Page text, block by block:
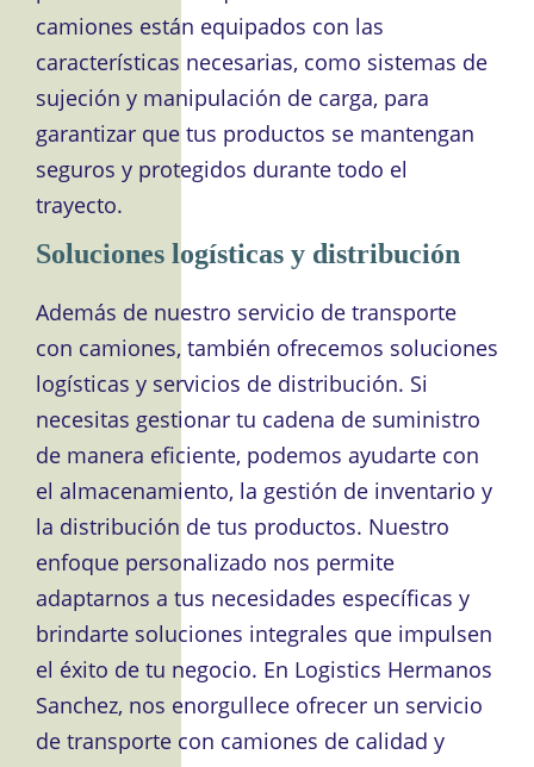
camiones están equipados con las
características necesarias, como sistemas de
sujeción y manipulación de carga, para
garantizar que tus productos se mantengan
seguros y protegidos durante todo el
trayecto.
Soluciones logísticas y distribución
Además de nuestro servicio de transporte
con camiones, también ofrecemos soluciones
logísticas y servicios de distribución. Si
necesitas gestionar tu cadena de suministro
de manera eficiente, podemos ayudarte con
el almacenamiento, la gestión de inventario y
la distribución de tus productos. Nuestro
enfoque personalizado nos permite
adaptarnos a tus necesidades específicas y
brindarte soluciones integrales que impulsen
el éxito de tu negocio. En Logistics Hermanos
Sanchez, nos enorgullece ofrecer un servicio
de transporte con camiones de calidad y